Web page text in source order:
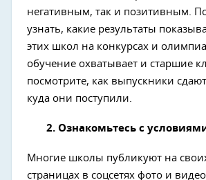
негативным, так и позитивным.
узнать, какие результаты
этих школ на конкурсах и
обучение охватывает и старшие
посмотрите, как выпускники
куда они поступили.
2. Ознакомьтесь с
Многие школы публикуют на
страницах в соцсетях фото и